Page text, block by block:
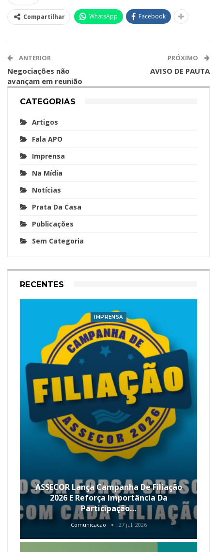
Compartilhar WhatsApp Facebook
ANTERIOR
Negociações não
avançam em reunião
PRÓXIMO
AVISO DE PAUTA
CATEGORIAS
Artigos
Fala APO
Imprensa
Na Mídia
Notícias
Prata Da Casa
Publicações
Sem Categoria
RECENTES
IMPRENSA
ASSECOR Lança Campanha De Filiação
2026 E Reforça Importância Da
Participação…
Comunicacao 27 jul, 2026